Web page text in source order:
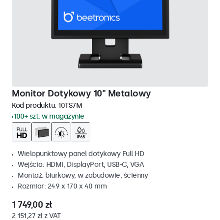
Monitor Dotykowy 10" Metalowy
Kod produktu: 10TS7M
100+ szt. w magazynie
Wielopunktowy panel dotykowy Full HD
Wejścia: HDMI, DisplayPort, USB-C, VGA
Montaż: biurkowy, w zabudowie, ścienny
Rozmiar: 249 x 170 x 40 mm
1 749,00 zł
2 151,27 zł z VAT